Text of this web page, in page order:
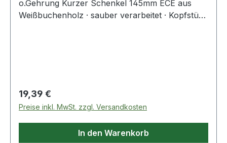
o.Gehrung Kurzer Schenkel 145mm ECE aus
Weißbuchenholz · sauber verarbeitet · Kopfstück
Regulärer Preis:
19,39 €
Preise inkl. MwSt. zzgl. Versandkosten
In den Warenkorb